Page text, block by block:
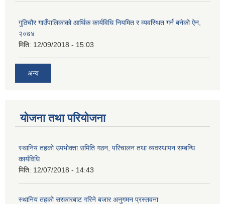
गुठिचौर गाउँपालिकाको आर्थिक कार्यविधि नियमित र व्यवस्थित गर्न बनेको ऐन,
२०७४
मिति: 12/09/2018 - 15:03
अन्य
योजना तथा परियोजना
स्थानिय तहको उपभोक्ता समिति गठन, परिचालन तथा व्यवस्थापन सम्बन्धि
कार्यविधि
मिति: 12/07/2018 - 14:43
स्थानिय तहको सरकारबाट गरिने बजार अनुगमन प्रस्तवना